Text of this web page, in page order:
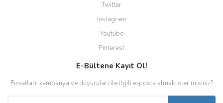
Twitter
Instagram
Youtube
Pinterest
E-Bültene Kayıt Ol!
Fırsatları, kampanya ve duyuruları ile ilgili e-posta almak ister misiniz?